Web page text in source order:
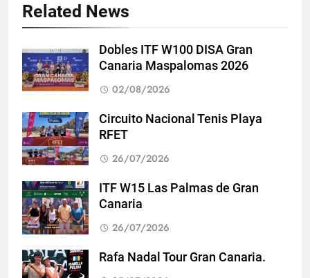
Related News
Dobles ITF W100 DISA Gran
Canaria Maspalomas 2026
02/08/2026
Circuito Nacional Tenis Playa
RFET
26/07/2026
ITF W15 Las Palmas de Gran
Canaria
26/07/2026
Rafa Nadal Tour Gran Canaria.